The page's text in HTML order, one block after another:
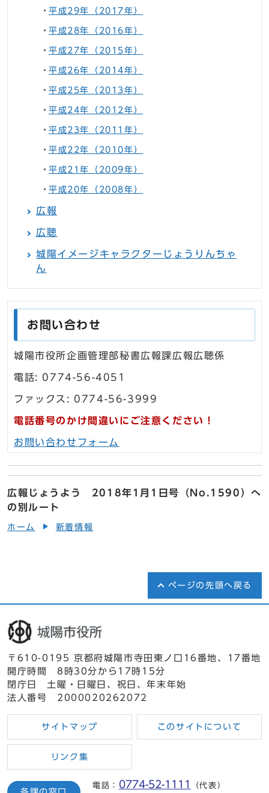
平成29年（2017年）
平成28年（2016年）
平成27年（2015年）
平成26年（2014年）
平成25年（2013年）
平成24年（2012年）
平成23年（2011年）
平成22年（2010年）
平成21年（2009年）
平成20年（2008年）
広報
広聴
城陽イメージキャラクターじょうりんちゃ
ん
お問い合わせ
城陽市役所企画管理部秘書広報課広報広聴係
電話: 0774-56-4051
ファックス: 0774-56-3999
電話番号のかけ間違いにご注意ください！
お問い合わせフォーム
広報じょうよう 2018年1月1日号（No.1590）へ
の別ルート
ホーム 新着情報
ページの先頭へ戻る
〒610-0195 京都府城陽市寺田東ノ口16番地、17番地
開庁時間 8時30分から17時15分
閉庁日 土曜・日曜日、祝日、年末年始
法人番号 2000020262072
サイトマップ このサイトについて
リンク集
電話： 0774-52-1111 （代表）